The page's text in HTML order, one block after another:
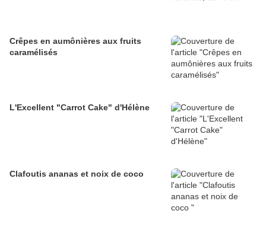
Crêpes en aumônières aux fruits
caramélisés
L'Excellent "Carrot Cake" d'Hélène
Clafoutis ananas et noix de coco